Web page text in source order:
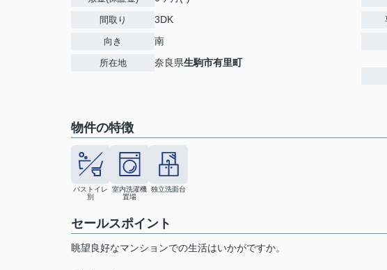
間取り 3DK
向き 南
所在地 奈良県生駒市有里町
物件の特徴
バストイレ
別
室内洗濯機
置場
独立洗面台
セールスポイント
眺望良好なマンションでの生活はいかがですか。